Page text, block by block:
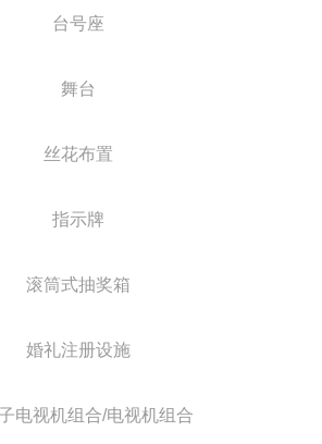
台号座
舞台
丝花布置
指示牌
滚筒式抽奖箱
婚礼注册设施
电视机组合/电视机组合